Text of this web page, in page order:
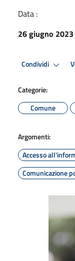
Data :
26 giugno 2023
Condividi
Categorie:
Comune
Argomenti:
Accesso
Comunicazione